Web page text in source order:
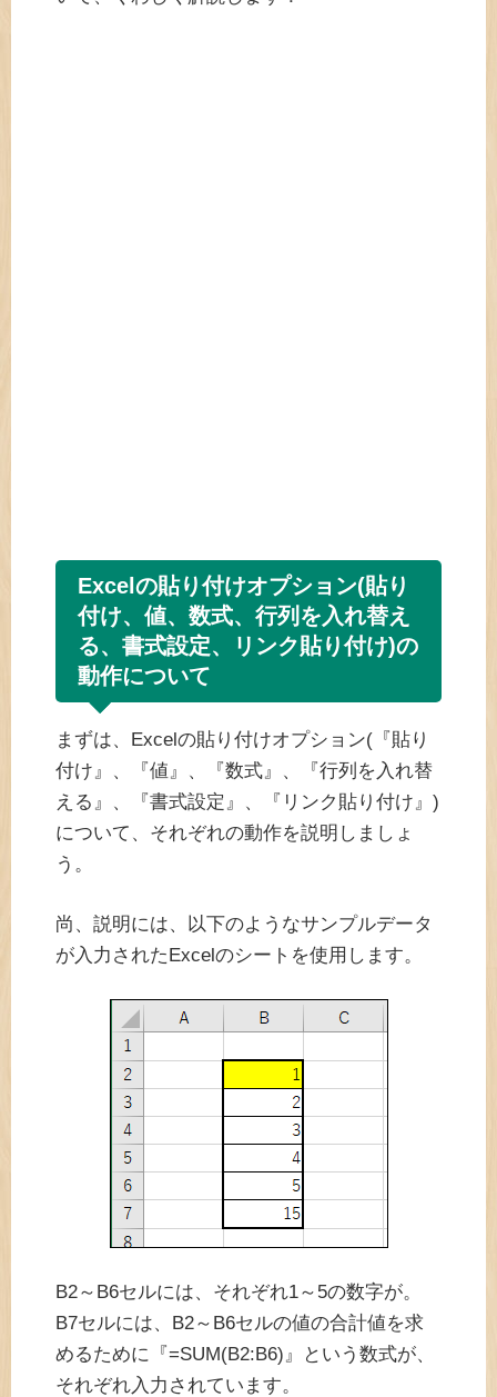
Excelの貼り付けオプション(貼り
付け、値、数式、行列を入れ替え
る、書式設定、リンク貼り付け)の
動作について
まずは、Excelの貼り付けオプション(『貼り
付け』、『値』、『数式』、『行列を入れ替
える』、『書式設定』、『リンク貼り付け』)
について、それぞれの動作を説明しましょ
う。
尚、説明には、以下のようなサンプルデータ
が入力されたExcelのシートを使用します。
B2～B6セルには、それぞれ1～5の数字が。
B7セルには、B2～B6セルの値の合計値を求
めるために『=SUM(B2:B6)』という数式が、
それぞれ入力されています。